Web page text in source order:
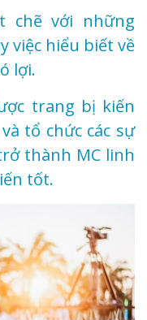
chẽ với những
việc hiểu biết về
lợi.
trang bị kiến
tổ chức các sự
thành MC linh
tốt.